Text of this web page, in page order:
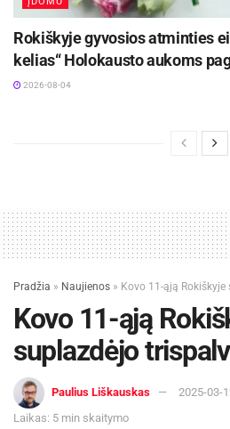
Rokiškyje gyvosios atminties
kelias“ Holokausto aukoms
2026-08-04
Pradžia » Naujienos » Kovo 11-ąją
Kovo 11-ąją
suplazdėjo
Paulius Liškauskas
2025-03-
Laikas: 5 min skaitymo